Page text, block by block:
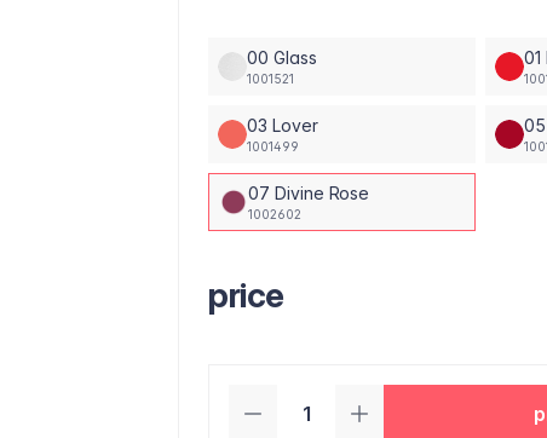
00 Glass
1001521
01
03 Lover
1001499
07 Divine Rose
1002602
price